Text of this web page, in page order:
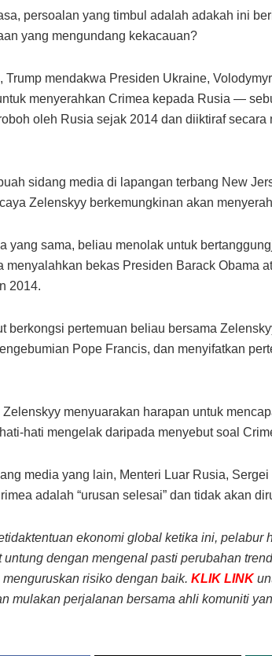
persoalan yang timbul adalah adakah ini
yang mengundang kekacauan?
Trump mendakwa Presiden Ukraine,
menyerahkan Crimea kepada Rusia —
oleh Rusia sejak 2014 dan diiktiraf secara
sidang media di lapangan terbang New
Zelenskyy berkemungkinan akan
yang sama, beliau menolak untuk
menyalahkan bekas Presiden Barack Obama
2014.
berkongsi pertemuan beliau bersama
Pope Francis, dan menyifatkan
menyuarakan harapan untuk
hati mengelak daripada menyebut soal
media yang lain, Menteri Luar Rusia,
adalah “urusan selesai” dan tidak akan
ekonomi global ketika ini, pelabur
untung dengan mengenal pasti perubahan
risiko dengan baik. KLIK LINK
mulakan perjalanan bersama ahli komuniti